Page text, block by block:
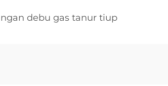
debu gas tanur tiup